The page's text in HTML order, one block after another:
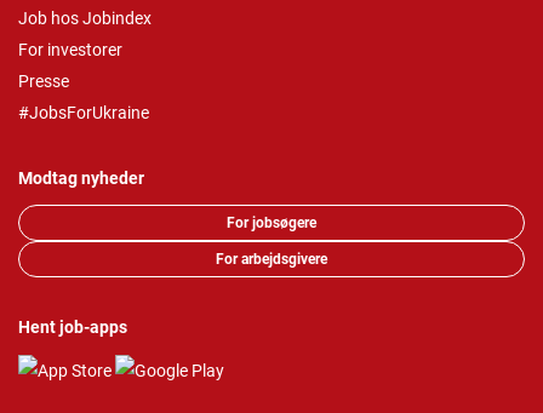
Job hos Jobindex
For investorer
Presse
#JobsForUkraine
Modtag nyheder
For jobsøgere
For arbejdsgivere
Hent job-apps